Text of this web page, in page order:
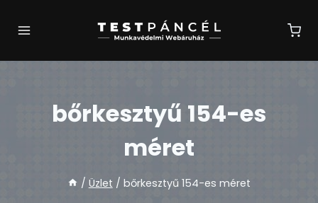
bőrkesztyű 154-es
méret
/ Üzlet / bőrkesztyű 154-es méret